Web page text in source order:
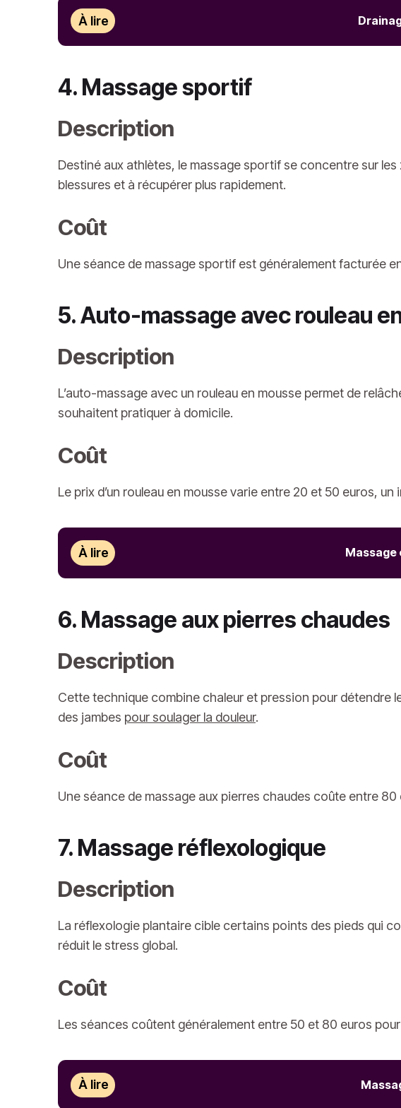
À lire
4. Massage sportif
Description
Destiné aux athlètes, le massage sportif se concentre sur
blessures et à récupérer plus rapidement.
Coût
Une séance de massage sportif est généralement facturée
5. Auto-massage avec rouleau
Description
L’auto-massage avec un rouleau en mousse permet de
souhaitent pratiquer à domicile.
Coût
Le prix d’un rouleau en mousse varie entre 20 et 50 euros,
À lire Massage
6. Massage aux pierres chaudes
Description
Cette technique combine chaleur et pression pour détendre
des jambes pour soulager la douleur.
Coût
Une séance de massage aux pierres chaudes coûte entre
7. Massage réflexologique
Description
La réflexologie plantaire cible certains points des pieds qui
réduit le stress global.
Coût
Les séances coûtent généralement entre 50 et 80 euros pour
À lire